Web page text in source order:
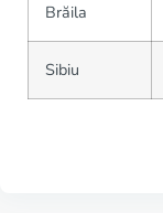
Brăila
Sibiu